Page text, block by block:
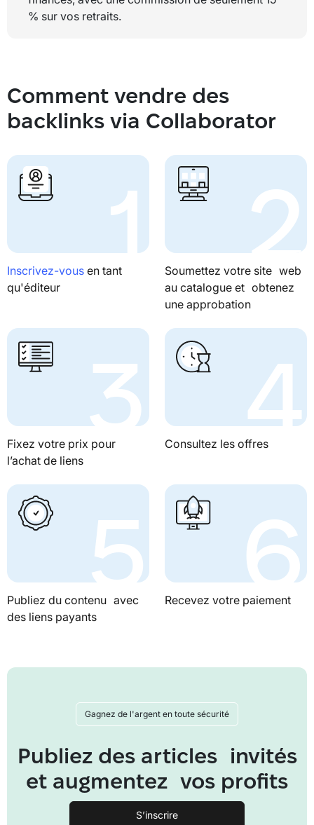
% sur vos retraits.
Comment vendre des
backlinks via Collaborator
Inscrivez-vous en tant
qu'éditeur
Soumettez votre site web
au catalogue et obtenez
une approbation
Fixez votre prix pour
l’achat de liens
Consultez les offres
Publiez du contenu avec
des liens payants
Recevez votre paiement
Gagnez de l'argent en toute sécurité
Publiez des articles invités
et augmentez vos profits
S’inscrire